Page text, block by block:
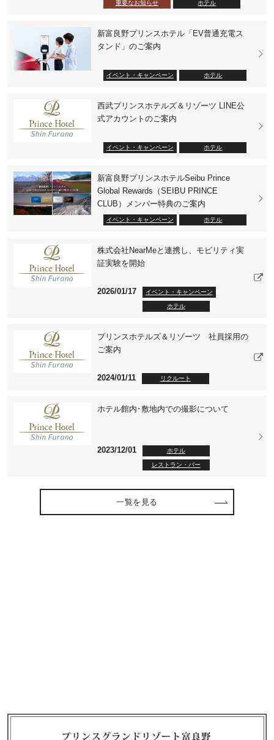
重要なお知らせ ホテル
新富良野プリンスホテル「EV普通充電ス
タンド」のご案内
イベント・キャンペーン ホテル
西武プリンスホテルズ＆リゾーツ LINE公
式アカウントのご案内
イベント・キャンペーン ホテル
新富良野プリンスホテルSeibu Prince
Global Rewards（SEIBU PRINCE
CLUB）メンバー特典のご案内
イベント・キャンペーン ホテル
株式会社NearMeと連携し、モビリティ実
証実験を開始
2026/01/17 イベント・キャンペーン
ホテル
プリンスホテルズ＆リゾーツ 社員採用の
ご案内
2024/01/11 リクルート
ホテル館内･敷地内での撮影について
2023/12/01 ホテル
レストラン・バー
一覧を見る